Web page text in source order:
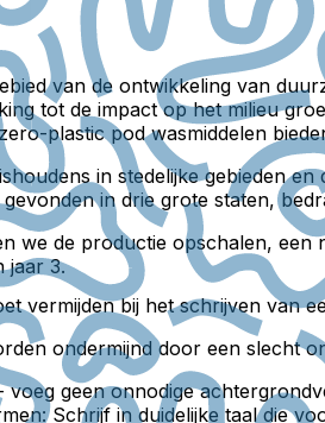
van de ontwikkeling van
tot de impact op het milieu
plastic pod wasmiddelen
in stedelijke gebieden
in drie grote staten,
we de productie opschalen,
jaar 3.
vermijden bij het schrijven van
ondermijnd door een slecht
geen onnodige
Schrijf in duidelijke taal die